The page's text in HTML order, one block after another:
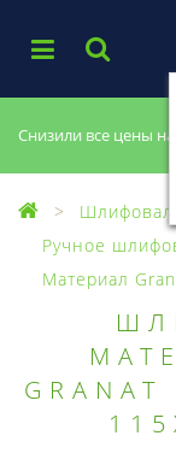
Снизили все цены на
Ручное
Материал